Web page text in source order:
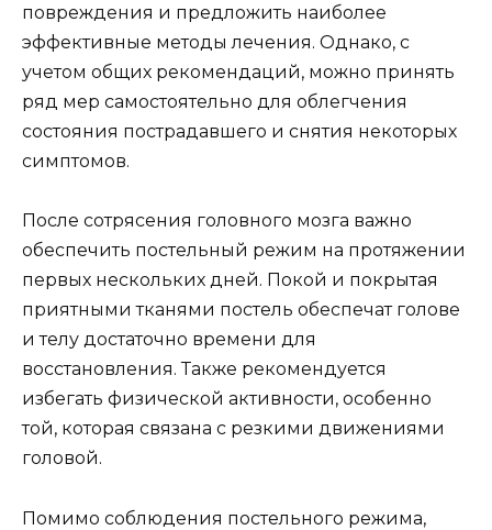
повреждения и предложить наиболее
эффективные методы лечения. Однако, с
учетом общих рекомендаций, можно принять
ряд мер самостоятельно для облегчения
состояния пострадавшего и снятия некоторых
симптомов.
После сотрясения головного мозга важно
обеспечить постельный режим на протяжении
первых нескольких дней. Покой и покрытая
приятными тканями постель обеспечат голове
и телу достаточно времени для
восстановления. Также рекомендуется
избегать физической активности, особенно
той, которая связана с резкими движениями
головой.
Помимо соблюдения постельного режима,